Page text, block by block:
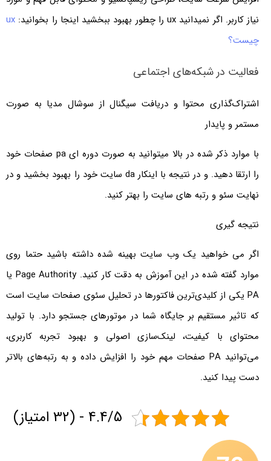
نیاز کاربر. اگر نمیدانید ux را چطور بهبود ببخشید اینجا را بخوانید:
ux
چیست؟
فعالیت در شبکه‌های اجتماعی
اشتراک‌گذاری محتوا و دریافت سیگنال از سوشال مدیا به صورت
مستمر و پایدار
با موارد ذکر شده در بالا میتوانید به صورت دوره ای pa صفحات خود
را ارتقا دهید. و در نتیجه با اینکار da سایت خود را بهبود بخشید و در
نهایت سئو و رتبه های سایت را بهتر کنید.
نتیجه گیری
اگر می خواهید یک وب سایت بهینه شده داشته باشید حتما روی
موارد گفته شده در این آموزش به دقت کار کنید. Page Authority یا
PA یکی از کلیدی‌ترین فاکتورها در تحلیل سئوی صفحات سایت است
که تاثیر مستقیم بر جایگاه شما در موتورهای جستجو دارد. با تولید
محتوای با کیفیت، لینک‌سازی اصولی و بهبود تجربه کاربری،
می‌توانید PA صفحات مهم خود را افزایش داده و به رتبه‌های بالاتر
دست پیدا کنید.
4.4/5 - (32 امتیاز)